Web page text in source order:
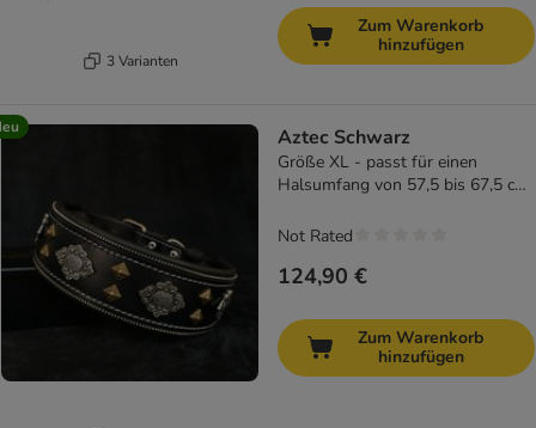
3 Varianten
Zum Warenkorb
hinzufügen
Aztec Schwarz
Größe XL - passt für einen
Halsumfang von 57,5 bis 67,5 cm
124,90 €
Not Rated
Zum Warenkorb
hinzufügen